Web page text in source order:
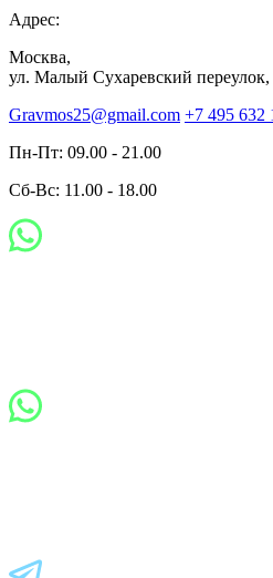
Адрес:
Москва,
ул. Малый Сухаревский переулок,
Gravmos25@gmail.com +7 495 632
Пн-Пт: 09.00 - 21.00
Сб-Вс: 11.00 - 18.00